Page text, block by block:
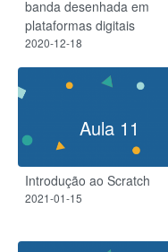
banda desenhada em
plataformas digitais
2020-12-18
Aula 11
Introdução ao Scratch
2021-01-15